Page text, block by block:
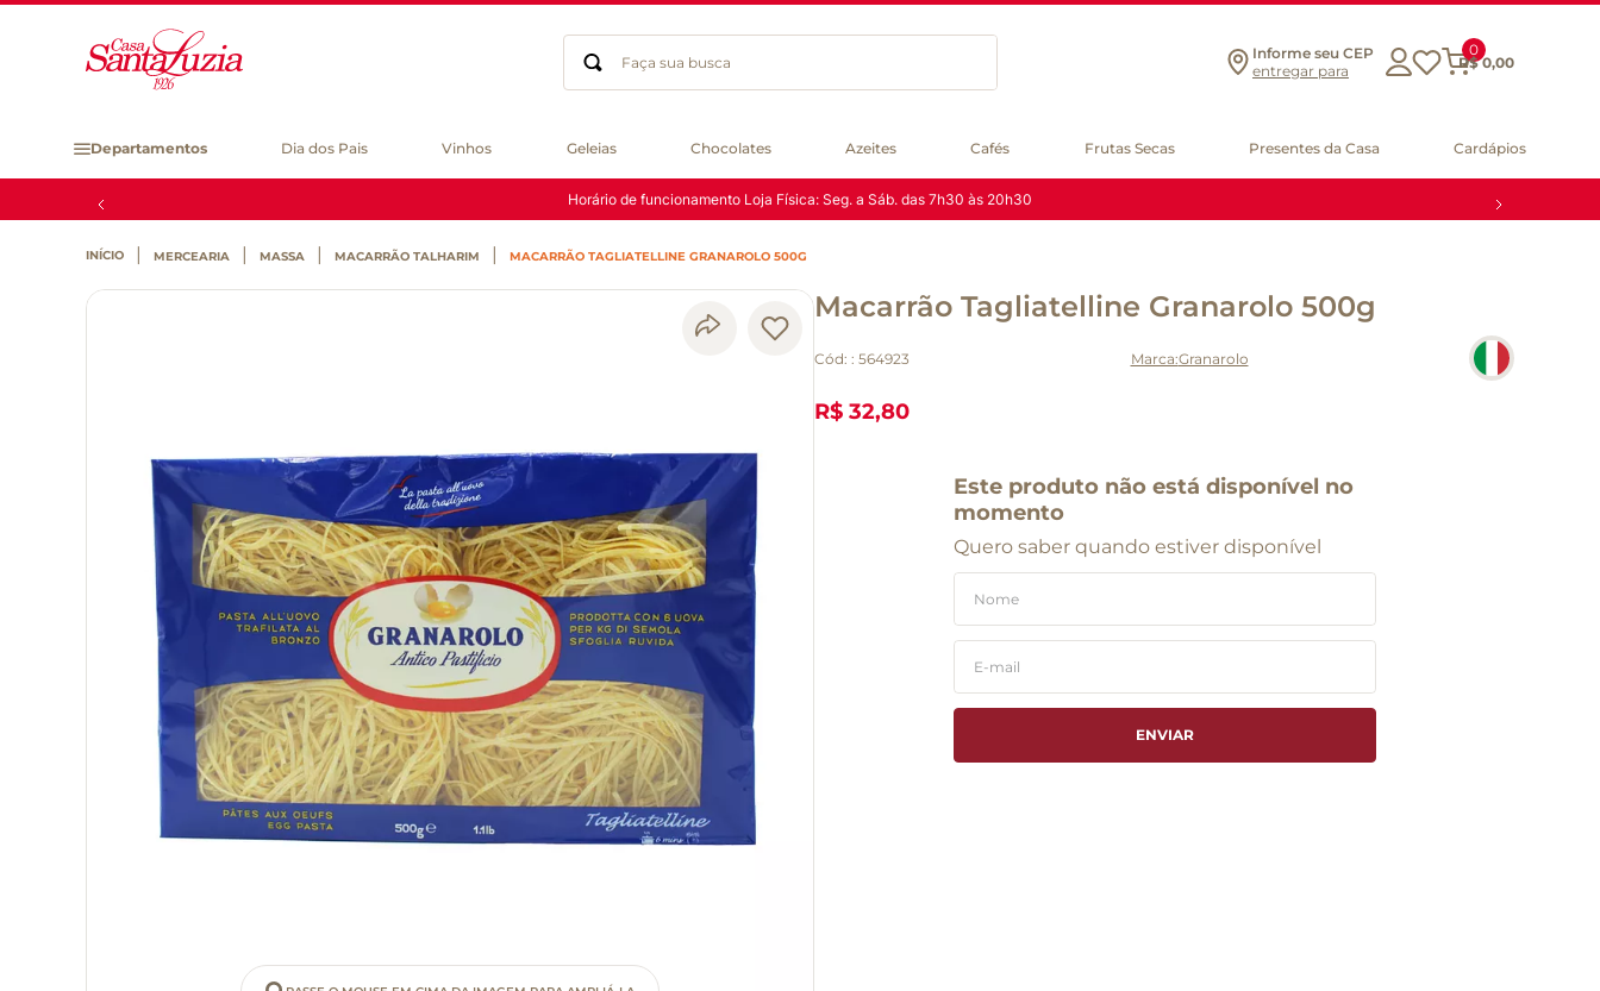
Faça sua busca
Informe seu CEP
entregar para
0
R$ 0,00
Departamentos Dia dos Pais Vinhos Geleias Chocolates Azeites Cafés Frutas Secas Presentes da Casa Cardápios
Horário de funcionamento Loja Física: Seg. a Sáb. das 7h30 às 20h30
MERCEARIA MASSA MACARRÃO TALHARIM MACARRÃO TAGLIATELLINE GRANAROLO 500G
Macarrão Tagliatelline Granarolo 500g
Cód: : 564923 Granarolo
R$ 32,80
Este produto não está disponível no
momento
Quero saber quando estiver disponível
ENVIAR
gluten
chocolate
queijo